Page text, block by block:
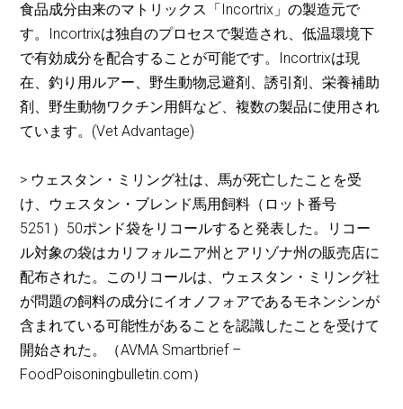
食品成分由来のマトリックス「Incortrix」の製造元で
す。Incortrixは独自のプロセスで製造され、低温環境下
で有効成分を配合することが可能です。Incortrixは現
在、釣り用ルアー、野生動物忌避剤、誘引剤、栄養補助
剤、野生動物ワクチン用餌など、複数の製品に使用され
ています。(Vet Advantage)
> ウェスタン・ミリング社は、馬が死亡したことを受
け、ウェスタン・ブレンド馬用飼料（ロット番号
5251）50ポンド袋をリコールすると発表した。リコー
ル対象の袋はカリフォルニア州とアリゾナ州の販売店に
配布された。このリコールは、ウェスタン・ミリング社
が問題の飼料の成分にイオノフォアであるモネンシンが
含まれている可能性があることを認識したことを受けて
開始された。（AVMA Smartbrief –
FoodPoisoningbulletin.com）